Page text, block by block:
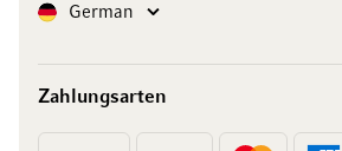
SpracheGerman
Zahlungsarten